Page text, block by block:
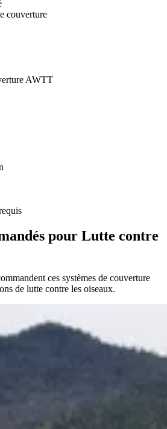
couverture
AWTT
pour Lutte contre
ces systèmes de couverture
de lutte contre les oiseaux.